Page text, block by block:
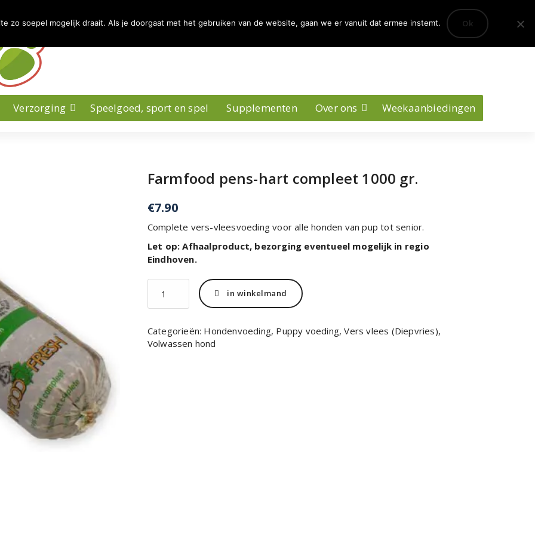
Account 0
Verzorging Speelgoed, sport en spel Supplementen Over ons Weekaanbiedingen
Farmfood pens-hart compleet 1000 gr.
€7.90
Complete vers-vleesvoeding voor alle honden van pup tot senior.
Let op: Afhaalproduct, bezorging eventueel mogelijk in regio
Eindhoven.
pens-
hart
1000
gr.
in winkelmand
Categorieën: Hondenvoeding, Puppy voeding,Vers vlees (Diepvries),
Volwassen hond
zo soepel mogelijk draait. Als je doorgaat met het gebruiken van de website, gaan we er vanuit dat ermee instemt. Ok